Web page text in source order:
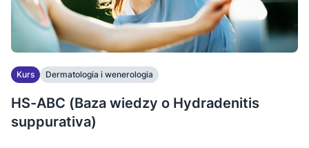
Kurs Dermatologia i wenerologia
HS-ABC (Baza wiedzy o Hydradenitis
suppurativa)